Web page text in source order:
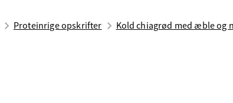
Proteinrige opskrifter Kold chiagrød med æble og